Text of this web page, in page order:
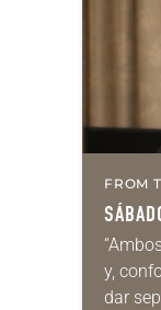
FROM
y,
dar